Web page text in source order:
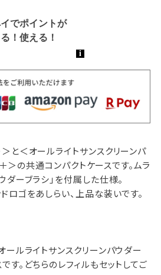
と＜オールライトサンスクリーンパ
の共通コンパクトケースです。ムラ
ダーブラシ」を付属した仕様。
ロゴをあしらい、上品な装いです。
ールライトサンスクリーンパウダー
す。どちらのレフィルもセットしてご